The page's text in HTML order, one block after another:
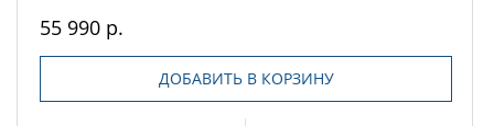
55 990 р.
ДОБАВИТЬ В КОРЗИНУ